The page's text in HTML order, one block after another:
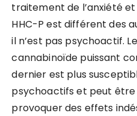
traitement de l’anxiété et
HHC-P est différent des
il n’est pas psychoactif.
cannabinoïde puissant
dernier est plus
psychoactifs et peut
provoquer des effets